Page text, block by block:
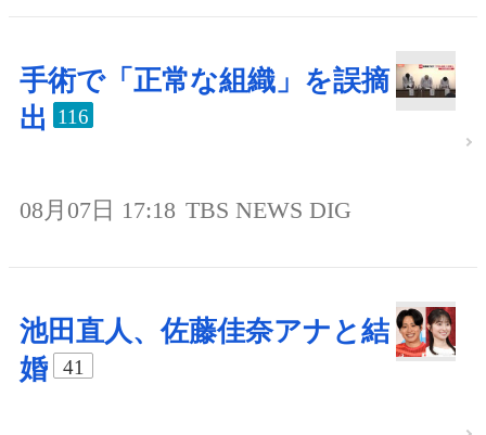
手術で「正常な組織」を誤摘
出
116
08月07日 17:18 TBS NEWS DIG
池田直人、佐藤佳奈アナと結
婚
41